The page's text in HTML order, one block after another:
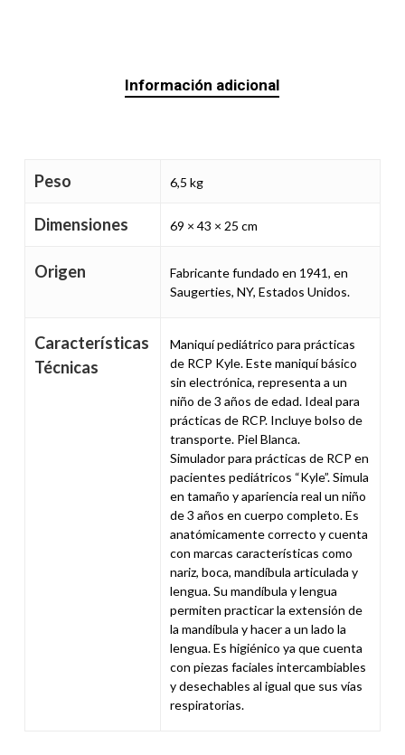
Información adicional
Peso 6,5 kg
Dimensiones 69 × 43 × 25 cm
Origen
Fabricante fundado en 1941, en
Saugerties, NY, Estados Unidos.
Características
Técnicas
Maniquí pediátrico para prácticas
de RCP Kyle. Este maniquí básico
sin electrónica, representa a un
niño de 3 años de edad. Ideal para
prácticas de RCP. Incluye bolso de
transporte. Piel Blanca.
Simulador para prácticas de RCP en
pacientes pediátricos “Kyle”. Simula
en tamaño y apariencia real un niño
de 3 años en cuerpo completo. Es
anatómicamente correcto y cuenta
con marcas características como
nariz, boca, mandíbula articulada y
lengua. Su mandíbula y lengua
permiten practicar la extensión de
la mandíbula y hacer a un lado la
lengua. Es higiénico ya que cuenta
con piezas faciales intercambiables
y desechables al igual que sus vías
respiratorias.